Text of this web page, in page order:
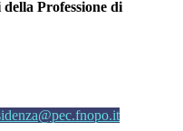
Professione di